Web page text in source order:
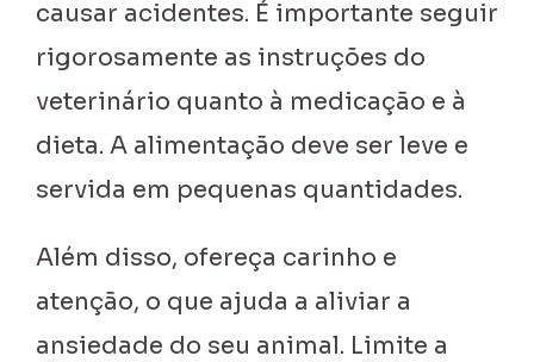
causar acidentes. É importante seguir
rigorosamente as instruções do
veterinário quanto à medicação e à
dieta. A alimentação deve ser leve e
servida em pequenas quantidades.
Além disso, ofereça carinho e
atenção, o que ajuda a aliviar a
ansiedade do seu animal. Limite a